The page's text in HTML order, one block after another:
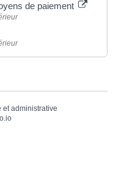
de paiement
et administrative